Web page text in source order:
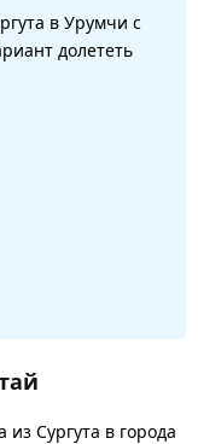
в Урумчи с
долететь
Сургута в города